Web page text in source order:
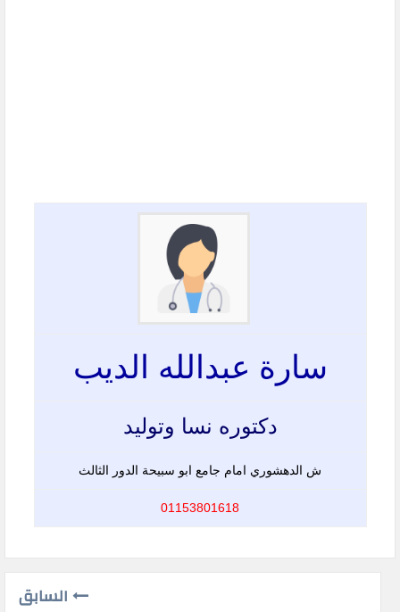
سارة عبدالله الديب
دكتوره نسا وتوليد
ش الدهشوري امام جامع ابو سبيحة الدور الثالث
01153801618
السابق